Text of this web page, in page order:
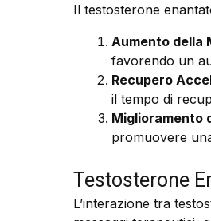
Il testosterone
Aumento della
favorendo un
Recupero
il tempo di
Miglioramento
promuovere
Testosterone
L’interazione tra